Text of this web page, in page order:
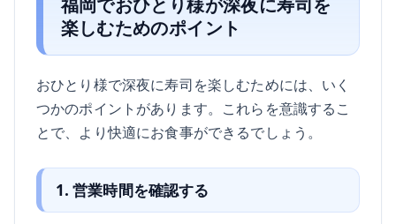
福岡でおひとり様が深夜に寿司を
楽しむためのポイント
おひとり様で深夜に寿司を楽しむためには、いく
つかのポイントがあります。これらを意識するこ
とで、より快適にお食事ができるでしょう。
1. 営業時間を確認する